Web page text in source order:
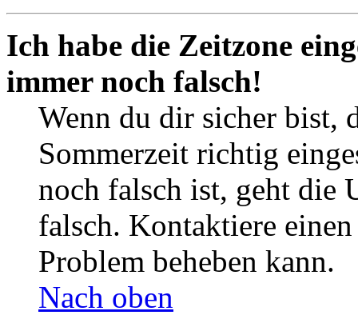
Ich habe die Zeitzone
immer noch falsch!
Wenn du dir sicher bist,
Sommerzeit richtig
noch falsch ist, geht die
falsch. Kontaktiere
Problem beheben kann.
Nach oben